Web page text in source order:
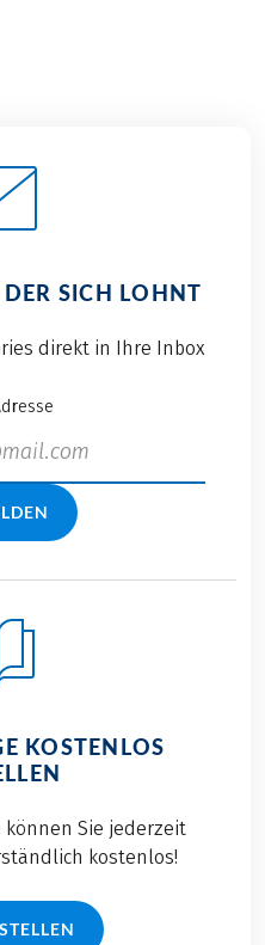
SICH LOHNT
direkt in Ihre Inbox
KOSTENLOS
können Sie jederzeit
kostenlos!